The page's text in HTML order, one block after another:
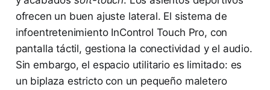
ofrecen un buen ajuste lateral. El sistema de
infoentretenimiento InControl Touch Pro, con
pantalla táctil, gestiona la conectividad y el audio.
Sin embargo, el espacio utilitario es limitado: es
un biplaza estricto con un pequeño maletero